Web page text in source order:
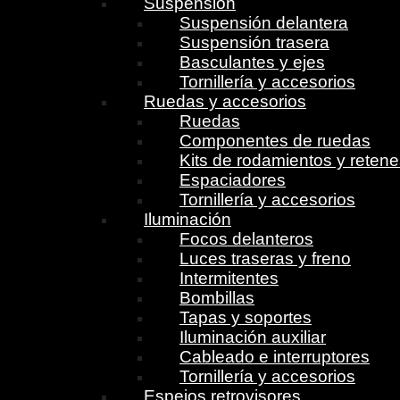
Suspensión delantera
Suspensión trasera
Basculantes y ejes
Tornillería y accesorios
Ruedas y accesorios
Ruedas
Componentes de ruedas
Kits de rodamientos y
Espaciadores
Tornillería y accesorios
Iluminación
Focos delanteros
Luces traseras y freno
Intermitentes
Bombillas
Tapas y soportes
Iluminación auxiliar
Cableado e interruptores
Tornillería y accesorios
Espejos retrovisores